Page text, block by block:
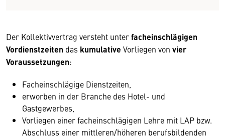
Der Kollektivvertrag versteht unterfacheinschlägigen
Vordienstzeiten das kumulative Vorliegen von vier
Voraussetzungen:
Facheinschlägige Dienstzeiten,
erworben in der Branche des Hotel- und
Gastgewerbes,
Vorliegen einer facheinschlägigen Lehre mit LAP bzw.
Abschluss einer mittleren/höheren berufsbildenden